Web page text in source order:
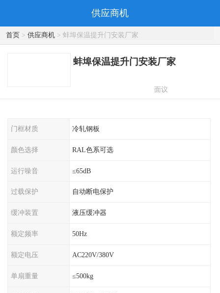
供应商机
首页> 供应商机> 蚌埠保温提升门安装厂家
蚌埠保温提升门安装厂家
面议
门框材质 冷轧钢板
颜色选择 RAL色系可选
运行噪音 ≤65dB
过载保护 自动断电保护
缓冲装置 液压缓冲器
额定频率 50Hz
额定电压 AC220V/380V
单扇重量 ≤500kg